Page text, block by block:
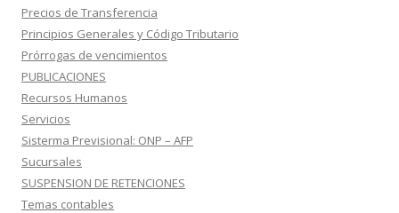
Precios de Transferencia
Principios Generales y Código Tributario
Prórrogas de vencimientos
PUBLICACIONES
Recursos Humanos
Servicios
Sisterma Previsional: ONP – AFP
Sucursales
SUSPENSION DE RETENCIONES
Temas contables